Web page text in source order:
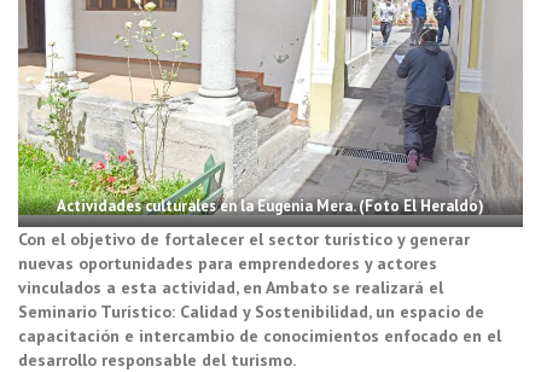
Actividades culturales en la Eugenia Mera. (Foto El Heraldo)
Con el objetivo de fortalecer el sector turístico y generar
nuevas oportunidades para emprendedores y actores
vinculados a esta actividad, en Ambato se realizará el
Seminario Turístico: Calidad y Sostenibilidad, un espacio de
capacitación e intercambio de conocimientos enfocado en el
desarrollo responsable del turismo.